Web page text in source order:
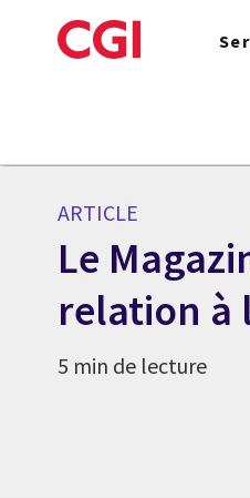
to
ARTICLE
Le
relation à
5 min de lecture